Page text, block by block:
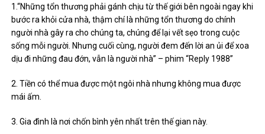
1.“Những tổn thương phải gánh chịu từ thế giới bên ngoài ngay khi
bước ra khỏi cửa nhà, thậm chí là những tổn thương do chính
người nhà gây ra cho chúng ta, chúng để lại vết sẹo trong cuộc
sống mỗi người. Nhưng cuối cùng, người đem đến lời an ủi để xoa
dịu đi những đau đớn, vẫn là người nhà” – phim “Reply 1988”
2. Tiền có thể mua được một ngôi nhà nhưng không mua được
mái ấm.
3. Gia đình là nơi chốn bình yên nhất trên thế gian này.